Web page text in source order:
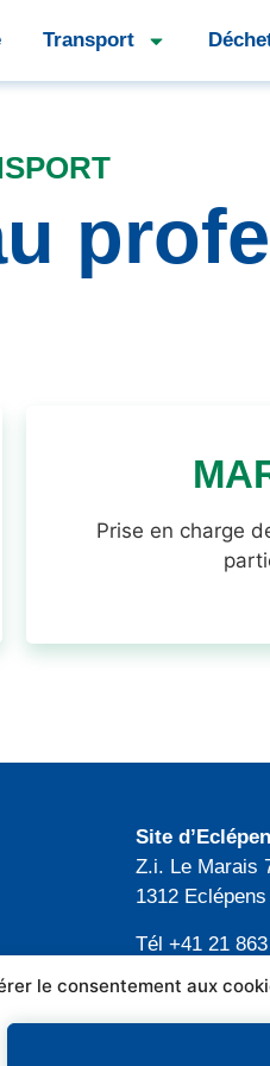
le consentement aux
Transport
Prise en charge
25
Site
Z.i. Le Marais
1312 Eclépens
Tél +41 21